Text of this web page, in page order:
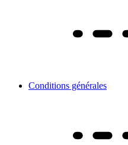
Conditions générales